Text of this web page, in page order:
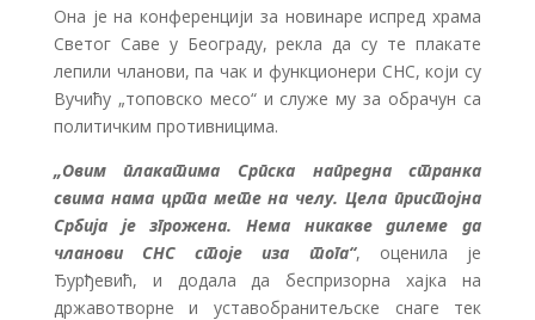
Она је на конференцији за новинаре испред храма
Светог Саве у Београду, рекла да су те плакате
лепили чланови, па чак и функционери СНС, који су
Вучићу „топовско месо“ и служе му за обрачун са
политичким противницима.
„Овим плакатима Српска напредна странка
свима нама црта мете на челу. Цела пристојна
Србија је згрожена. Нема никакве дилеме да
чланови СНС стоје иза тога“, оценила је
Ђурђевић, и додала да беспризорна хајка на
државотворне и уставобранитељске снаге тек